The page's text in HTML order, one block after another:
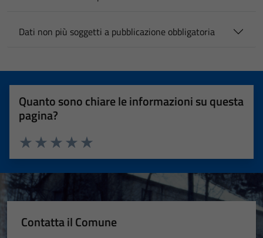
Dati non più soggetti a pubblicazione obbligatoria
Quanto sono chiare le informazioni su questa
pagina?
Valuta 5 stelle su 5
Valuta 4 stelle su 5
Valuta 3 stelle su 5
Valuta 2 stelle su 5
Valuta 1 stelle su 5
Contatta il Comune